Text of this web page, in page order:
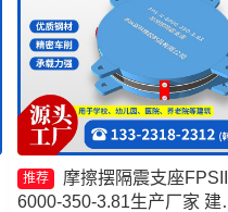
推荐
摩擦摆隔震支座
6000-350-3.81生产厂家 建